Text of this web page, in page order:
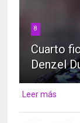
8
Cuarto
Denzel
Leer más